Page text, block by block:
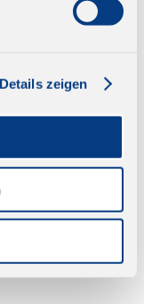
Details zeigen